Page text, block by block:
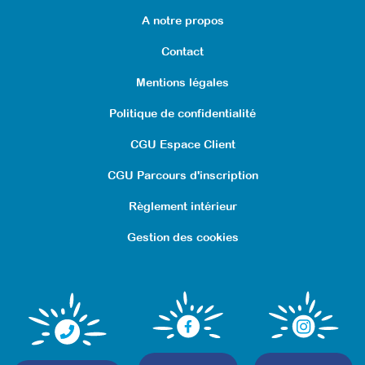
joyeuse et efficace de l'alphabet !
À télécharger
A notre propos
Contact
Mentions légales
Politique de confidentialité
CGU Espace Client
CGU Parcours d'inscription
Règlement intérieur
Gestion des cookies